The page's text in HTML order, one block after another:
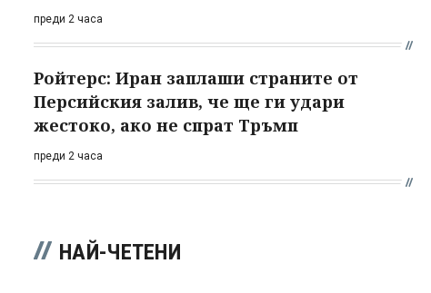
преди 2 часа
Ройтерс: Иран заплаши страните от
Персийския залив, че ще ги удари
жестоко, ако не спрат Тръмп
преди 2 часа
НАЙ-ЧЕТЕНИ